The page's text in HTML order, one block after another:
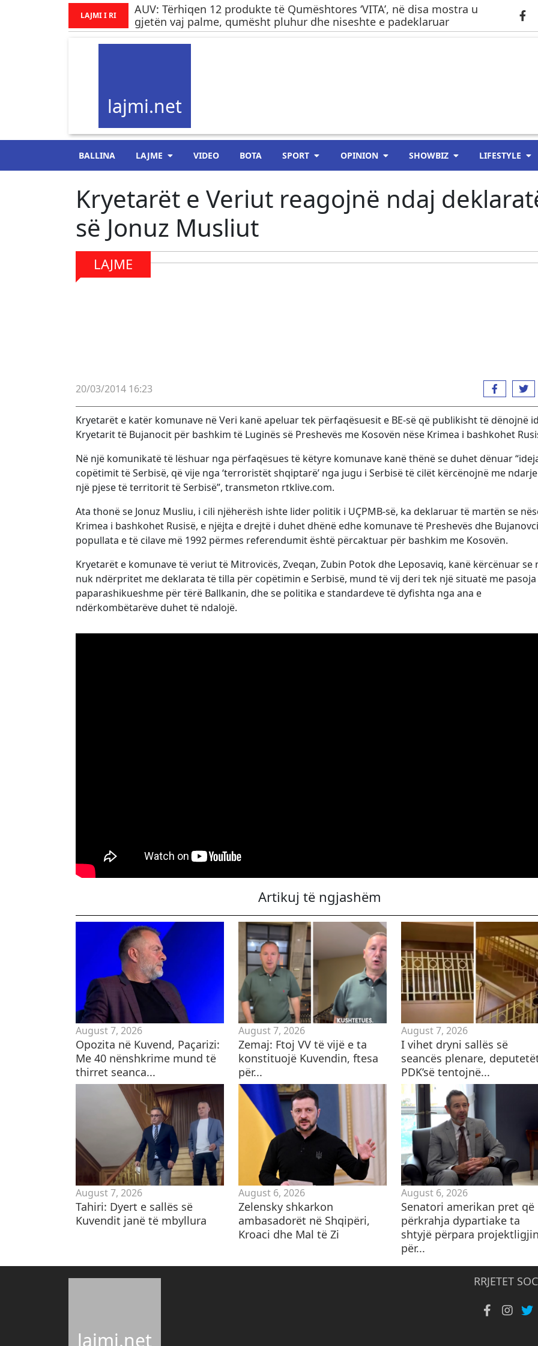
LAJMI I RI
AUV: Tërhiqen 12 produkte të Qumështores ‘VITA’, në disa mostra u
gjetën vaj palme, qumësht pluhur dhe niseshte e padeklaruar
lajmi.net
BALLINA LAJME VIDEO BOTA SPORT OPINION SHOWBIZ LIFESTYLE
Kryetarët e Veriut reagojnë ndaj
së Jonuz Musliut
LAJME
20/03/2014 16:23
Kryetarët e katër komunave në Veri kanë apeluar tek përfaqësuesit e BE-së që publikisht të dënojnë
Kryetarit të Bujanocit për bashkim të Luginës së Preshevës me Kosovën nëse Krimea i bashkohet
Në një komunikatë të lëshuar nga përfaqësues të këtyre komunave kanë thënë se duhet dënuar
copëtimit të Serbisë, që vije nga ‘terroristët shqiptarë’ nga jugu i Serbisë të cilët kërcënojnë me
një pjese të territorit të Serbisë”, transmeton rtklive.com.
Ata thonë se Jonuz Musliu, i cili njëherësh ishte lider politik i UÇPMB-së, ka deklaruar të martën se
Krimea i bashkohet Rusisë, e njëjta e drejtë i duhet dhënë edhe komunave të Preshevës dhe
popullata e të cilave më 1992 përmes referendumit është përcaktuar për bashkim me Kosovën.
Kryetarët e komunave të veriut të Mitrovicës, Zveqan, Zubin Potok dhe Leposaviq, kanë kërcënuar se
nuk ndërpritet me deklarata të tilla për copëtimin e Serbisë, mund të vij deri tek një situatë me
paparashikueshme për tërë Ballkanin, dhe se politika e standardeve të dyfishta nga ana e
ndërkombëtarëve duhet të ndalojë.
Artikuj të ngjashëm
August 7, 2026
Opozita në Kuvend, Paçarizi:
Me 40 nënshkrime mund të
thirret seanca...
August 7, 2026
Zemaj: Ftoj VV të vijë e ta
konstituojë Kuvendin, ftesa
për...
August 7, 2026
I vihet dryni sallës së
seancës plenare,
PDK’së tentojnë...
August 7, 2026
Tahiri: Dyert e sallës së
Kuvendit janë të mbyllura
August 6, 2026
Zelensky shkarkon
ambasadorët në Shqipëri,
Kroaci dhe Mal të Zi
August 6, 2026
Senatori amerikan pret që
përkrahja dypartiake ta
shtyjë përpara
për...
lajmi.net
RRJETET